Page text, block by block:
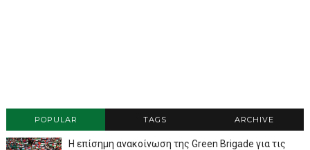
POPULAR TAGS ARCHIVE
Η επίσημη ανακοίνωση της Green Brigade για τις